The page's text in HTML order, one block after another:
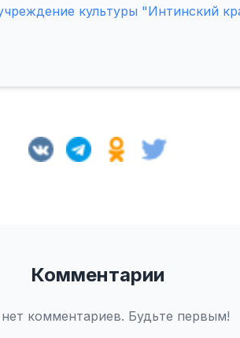
культуры "Интинский
Комментарии
комментариев. Будьте первым!